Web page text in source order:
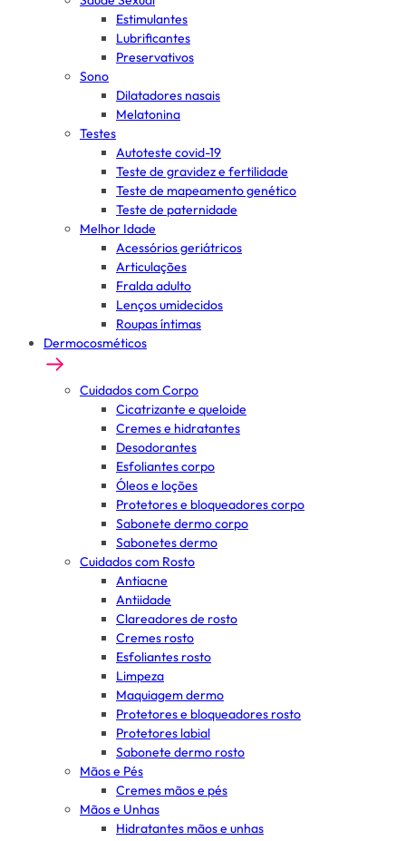
Estimulantes
Lubrificantes
Preservativos
Sono
Dilatadores nasais
Melatonina
Testes
Autoteste covid-19
Teste de gravidez e fertilidade
Teste de mapeamento genético
Teste de paternidade
Melhor Idade
Acessórios geriátricos
Articulações
Fralda adulto
Lenços umidecidos
Roupas íntimas
Dermocosméticos
Cuidados com Corpo
Cicatrizante e queloide
Cremes e hidratantes
Desodorantes
Esfoliantes corpo
Óleos e loções
Protetores e bloqueadores corpo
Sabonete dermo corpo
Sabonetes dermo
Cuidados com Rosto
Antiacne
Antiidade
Clareadores de rosto
Cremes rosto
Esfoliantes rosto
Limpeza
Maquiagem dermo
Protetores e bloqueadores rosto
Protetores labial
Sabonete dermo rosto
Mãos e Pés
Cremes mãos e pés
Mãos e Unhas
Hidratantes mãos e unhas